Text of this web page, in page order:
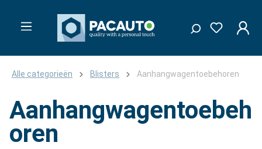
Alle categorieën Blisters Aanhangwagentoebehoren
Aanhangwagentoebeh
oren